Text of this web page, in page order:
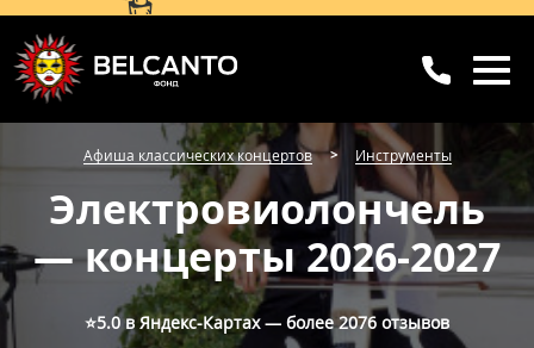
8 (499) 923-22-78
с 10:00 до 20:00
8 (800) 770-09-71
для регионов
Афиша классических концертов Инструменты
Электровиолончель
— концерты 2026-2027
⭐5.0 в Яндекс-Картах — более2076 отзывов